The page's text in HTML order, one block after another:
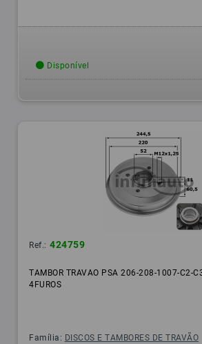
Disponível
Ref.: 424759
TAMBOR TRAVAO PSA 206-208-1007-C2-
4FUROS
Família: DISCOS E TAMBORES DE TRAVÃO